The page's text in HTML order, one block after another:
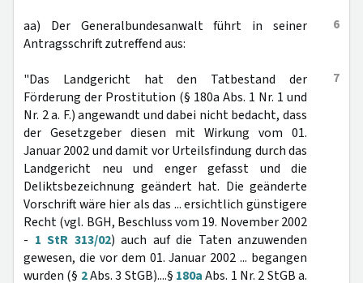
6
aa) Der Generalbundesanwalt führt in seiner
Antragsschrift zutreffend aus:
7
"Das Landgericht hat den Tatbestand der
Förderung der Prostitution (§ 180a Abs. 1 Nr. 1 und
Nr. 2 a. F.) angewandt und dabei nicht bedacht, dass
der Gesetzgeber diesen mit Wirkung vom 01.
Januar 2002 und damit vor Urteilsfindung durch das
Landgericht neu und enger gefasst und die
Deliktsbezeichnung geändert hat. Die geänderte
Vorschrift wäre hier als das ... ersichtlich günstigere
Recht (vgl. BGH, Beschluss vom 19. November 2002
- 1 StR 313/02) auch auf die Taten anzuwenden
gewesen, die vor dem 01. Januar 2002 ... begangen
wurden (§ 2Abs. 3 StGB)....§ 180aAbs. 1 Nr. 2 StGB a.